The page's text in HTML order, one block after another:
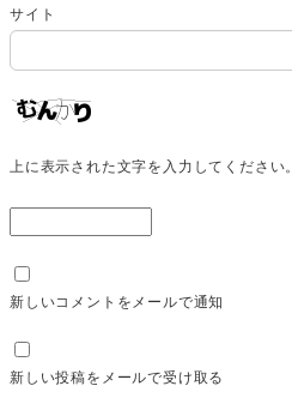
サイト
上に表示された文字を入力してください。
新しいコメントをメールで通知
新しい投稿をメールで受け取る